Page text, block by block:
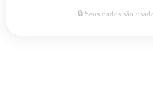
🔒 Seus dados são